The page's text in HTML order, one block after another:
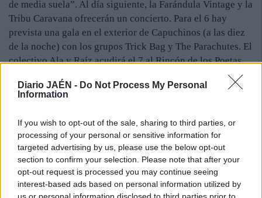
Diario JAÉN - Do Not Process My Personal
Information
If you wish to opt-out of the sale, sharing to third parties, or
processing of your personal or sensitive information for
targeted advertising by us, please use the below opt-out
section to confirm your selection. Please note that after your
opt-out request is processed you may continue seeing
interest-based ads based on personal information utilized by
us or personal information disclosed to third parties prior to
de media suela”. Al día siguiente, la Farándula Vintage y la
Tribu Caravana ofrecerán un concierto. Para el 6 hay
prevista una gala en el exterior de Capuchinos (a las diez
de la noche) con los grupos Trick Bag y The Parachutes. El
colectivo Ala y Raíz acudirá el 7 al Rincón de los Poetas
de La Mota con la cita multidisciplinar “Diálogos con la
música 3.0 y la libertad de las sombras”.
Tejado y Flash. La Coral Alfonso XI regresará el 9 y el 10
(21 horas) al teatro con un repertorio de música escénica
del siglo XX. El 11, la compañía La Canela, de Analía
Sisamón, presentará en el teatro (21 horas) “Basilisa la
Sabia”. La música clásica tendrá su hueco en la